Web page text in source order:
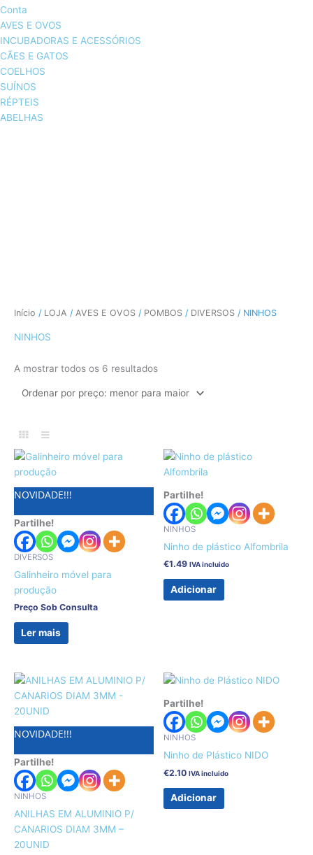
Conta
AVES E OVOS
INCUBADORAS E ACESSÓRIOS
CÃES E GATOS
COELHOS
SUÍNOS
RÉPTEIS
ABELHAS
Início / LOJA / AVES E OVOS / POMBOS / DIVERSOS / NINHOS
NINHOS
A mostrar todos os 6 resultados
Ordenado
por
NOVIDADE!!!
Partilhe!
DIVERSOS
Galinheiro móvel para
produção
Preço Sob Consulta
Ler mais
Partilhe!
NINHOS
Ninho de plástico Alfombrila
€1.49 IVA incluido
Adicionar
NOVIDADE!!!
Partilhe!
NINHOS
ANILHAS EM ALUMINIO P/
CANARIOS DIAM 3MM –
20UNID
Partilhe!
NINHOS
Ninho de Plástico NIDO
€2.10 IVA incluido
Adicionar